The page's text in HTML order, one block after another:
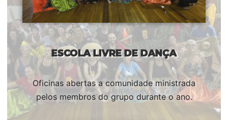
ESCOLA LIVRE DE DANÇA
Oficinas abertas a comunidade ministrada
pelos membros do grupo durante o ano.